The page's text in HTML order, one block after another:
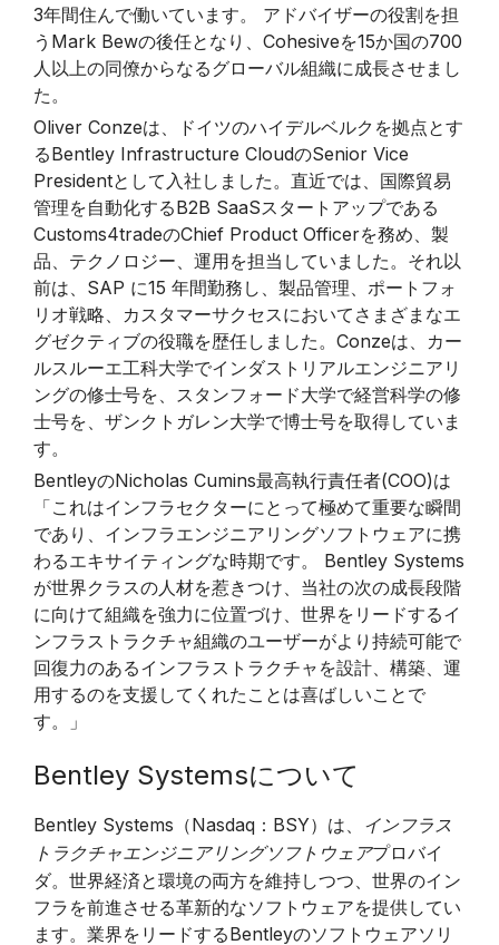
3年間住んで働いています。 アドバイザーの役割を担
うMark Bewの後任となり、Cohesiveを15か国の700
人以上の同僚からなるグローバル組織に成長させまし
た。
Oliver Conzeは、ドイツのハイデルベルクを拠点とす
るBentley Infrastructure CloudのSenior Vice
Presidentとして入社しました。直近では、国際貿易
管理を自動化するB2B SaaSスタートアップである
Customs4tradeのChief Product Officerを務め、製
品、テクノロジー、運用を担当していました。それ以
前は、SAP に15 年間勤務し、製品管理、ポートフォ
リオ戦略、カスタマーサクセスにおいてさまざまなエ
グゼクティブの役職を歴任しました。Conzeは、カー
ルスルーエ工科大学でインダストリアルエンジニアリ
ングの修士号を、スタンフォード大学で経営科学の修
士号を、ザンクトガレン大学で博士号を取得していま
す。
BentleyのNicholas Cumins最高執行責任者(COO)は
「これはインフラセクターにとって極めて重要な瞬間
であり、インフラエンジニアリングソフトウェアに携
わるエキサイティングな時期です。 Bentley Systems
が世界クラスの人材を惹きつけ、当社の次の成長段階
に向けて組織を強力に位置づけ、世界をリードするイ
ンフラストラクチャ組織のユーザーがより持続可能で
回復力のあるインフラストラクチャを設計、構築、運
用するのを支援してくれたことは喜ばしいことで
す。」
Bentley Systemsについて
Bentley Systems（Nasdaq：BSY）は、
インフラス
トラクチャエンジニアリングソフトウェアプロバイ
ダ。世界経済と環境の両方を維持しつつ、世界のイン
フラを前進させる革新的なソフトウェアを提供してい
ます。業界をリードするBentleyのソフトウェアソリ